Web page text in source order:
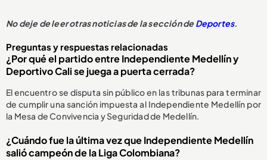
No deje de leer otras noticias de la sección deDeportes.
Preguntas y respuestas relacionadas
¿Por qué el partido entre Independiente Medellín y
Deportivo Cali se juega a puerta cerrada?
El encuentro se disputa sin público en las tribunas para terminar
de cumplir una sanción impuesta al Independiente Medellín por
la Mesa de Convivencia y Seguridad de Medellín.
¿Cuándo fue la última vez que Independiente Medellín
salió campeón de la Liga Colombiana?